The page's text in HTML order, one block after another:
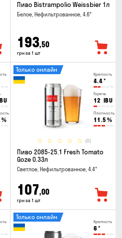
Пиво Bistrampolio Weissbier 1л
Белое, Нефильтрованное, 4.6°
193,50
грн за 1 шт
%
Крепость
4.4°
Горечь
12 IBU
Плотность
11.5 %
(0)
Только онлайн
Пиво 2085-25.1 Fresh Tomato
Goze 0.33л
Светлое, Нефильтрованное, 4.4°
107,00
грн за 1 шт
Крепость
6 °
Только онлайн